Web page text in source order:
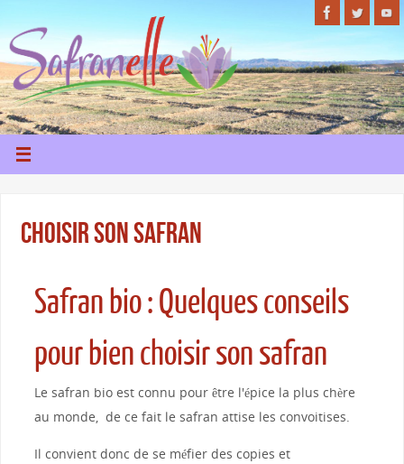
Choisir son safran
Safran bio : Quelques conseils
pour bien choisir son safran
Le safran bio est connu pour être l'épice la plus chère
au monde, de ce fait le safran attise les convoitises.
Il convient donc de se méfier des copies et